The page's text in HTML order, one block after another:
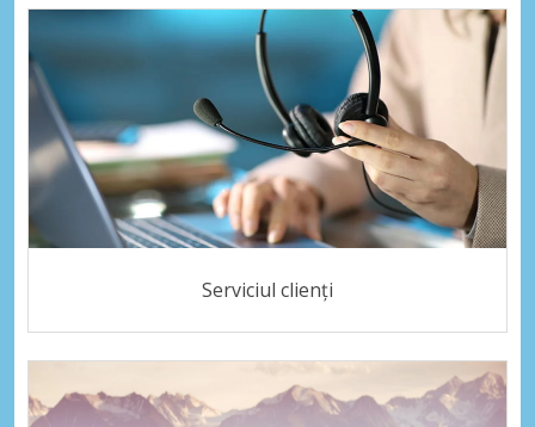
Serviciul clienți